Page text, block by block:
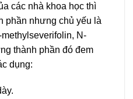
các nhà khoa học thì
phần nhưng chủ yếu là
N-
thành phần đó đem
dụng: